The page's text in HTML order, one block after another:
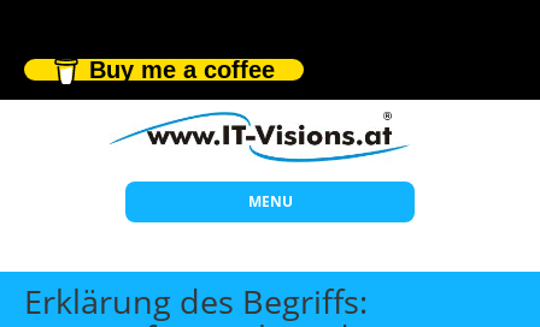
Buy me a coffee
MENU
Start
Themen
Erklärung des Begriffs: